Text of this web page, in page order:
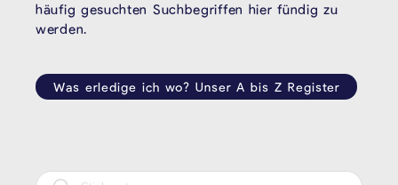
häufig gesuchten Suchbegriffen hier fündig zu
werden.
Was erledige ich wo? Unser A bis Z Register